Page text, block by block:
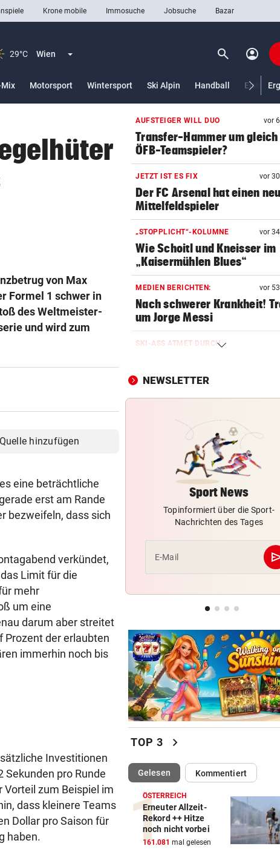
Krone mobile Immosuche Jobsuche Bazar
29°C Wien Menü aufklappen search Suchen
account_circle
Motorsport Wintersport Ski Alpin Handball
von Max
Formel 1 schwer in
des Weltmeister-
und wird zum
hinzufügen
eine beträchtliche
erst am Rande
bezweifeln, dass sich
verkündet,
Limit für die
mehr
um eine
darum aber streitet
Prozent der erlaubten
immerhin noch bis
Investitionen
Sekunden pro Runde
Vorteil zum Beispiel im
dass kleinere Teams
Dollar pro Saison für
haben.
AUFSTEIGER WILL DUO vor
Transfer-Hammer um gleich
ÖFB-Teamspieler?
JETZT IST ES FIX vor
Der FC Arsenal hat einen
Mittelfeldspieler
„STOPPLICHT“-KOLUMNE vor
Wie Schoitl und Kneisser im
„Kaisermühlen Blues“
MEDIEN BERICHTEN: vor
Nach schwerer Krankheit!
um Jorge Messi
SKI-ASS ATMET DURCH
abgesichert
DISKUTIEREN SIE MIT!
Zwei OeSV-Boote vor Los
im Medal Race
NHL-STAR IN GRAZ:
„Ich habe selbst zu einem
aufgeschaut!“
Bundesliga-Rekord
Zurück in der Wüste als
Werksfahrer
NEWSLETTER
Sport News
Topinformiert über die Sport-
Nachrichten des Tages
E-Mail
TOP 3 chevron_right
Gelesen(ausgewählt)Kommentiert
ÖSTERREICH
Erneuter Allzeit-
Rekord ++ Hitze
noch nicht vorbei
161.081 mal gelesen
Action-Cam Vergleich